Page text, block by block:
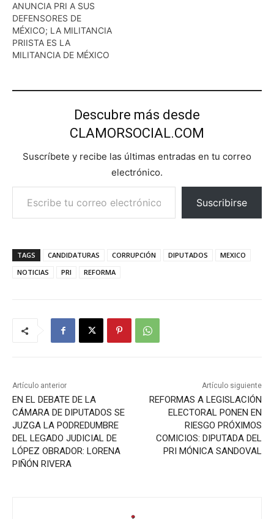
ANUNCIA PRI A SUS
DEFENSORES DE
MÉXICO; LA MILITANCIA
PRIISTA ES LA
MILITANCIA DE MÉXICO
Descubre más desde
CLAMORSOCIAL.COM
Suscríbete y recibe las últimas entradas en tu correo
electrónico.
Escribe tu correo electrónico…
Suscribirse
TAGS CANDIDATURAS CORRUPCIÓN DIPUTADOS
MEXICO
NOTICIAS
PRI REFORMA
Artículo anterior
EN EL DEBATE DE LA
CÁMARA DE DIPUTADOS SE
JUZGA LA PODREDUMBRE
DEL LEGADO JUDICIAL DE
LÓPEZ OBRADOR: LORENA
PIÑÓN RIVERA
Artículo siguiente
REFORMAS A LEGISLACIÓN
ELECTORAL PONEN EN
RIESGO PRÓXIMOS
COMICIOS: DIPUTADA DEL
PRI MÓNICA SANDOVAL